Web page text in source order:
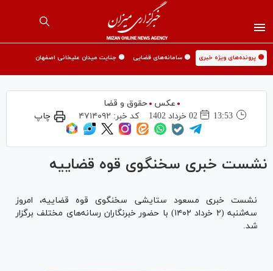
🟡 پرونده‌های ویژه خبری 🟡 سامانه‌های قضایی 🟡 جنایت میدان علیخانی اصفهان
عکس
حقوق و قضا
13:53
02 خرداد 1402 کد خبر: ۴۷۱۴۰۹۲ چاپ
نشست خبری سخنگوی قوه قضاییه
نشست خبری مسعود ستایشی سخنگوی قوه قضاییه، امروز
سه‌شنبه (۲ خرداد ۱۴۰۲) با حضور خبرنگاران رسانه‌های مختلف برگزار
شد.